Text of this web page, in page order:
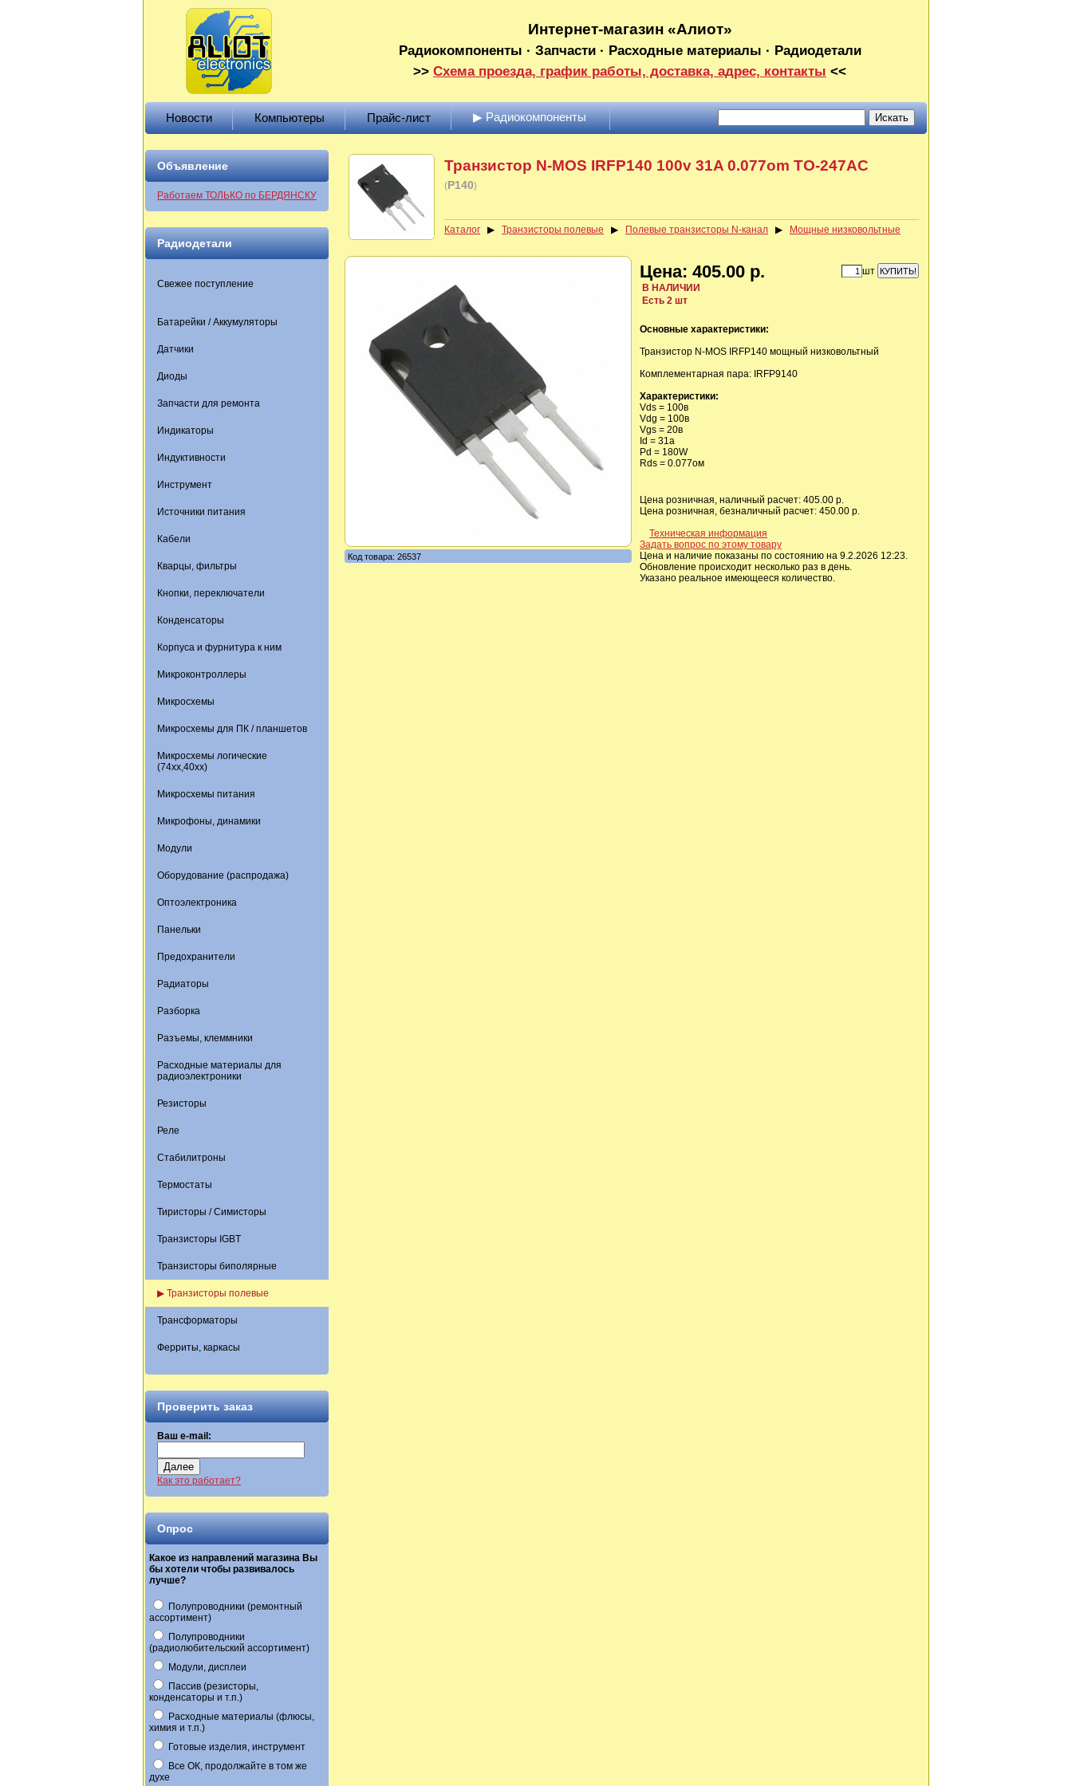
Интернет-магазин «Алиот»
Радиокомпоненты · Запчасти · Расходные материалы · Радиодетали
>> Схема проезда, график работы, доставка, адрес, контакты <<
Новости Компьютеры Прайс-лист ▶ Радиокомпоненты
Объявление
Работаем ТОЛЬКО по БЕРДЯНСКУ
Радиодетали
Свежее поступление
Батарейки / Аккумуляторы
Датчики
Диоды
Запчасти для ремонта
Индикаторы
Индуктивности
Инструмент
Источники питания
Кабели
Кварцы, фильтры
Кнопки, переключатели
Конденсаторы
Корпуса и фурнитура к ним
Микроконтроллеры
Микросхемы
Микросхемы для ПК / планшетов
Микросхемы логические
(74xx,40xx)
Микросхемы питания
Микрофоны, динамики
Модули
Оборудование (распродажа)
Оптоэлектроника
Панельки
Предохранители
Радиаторы
Разборка
Разъемы, клеммники
Расходные материалы для
радиоэлектроники
Резисторы
Реле
Стабилитроны
Термостаты
Тиристоры / Симисторы
Транзисторы IGBT
Транзисторы биполярные
▶ Транзисторы полевые
Трансформаторы
Ферриты, каркасы
Проверить заказ
Ваш e-mail:
Далее
Как это работает?
Опрос
Какое из направлений магазина Вы
бы хотели чтобы развивалось
лучше?
Полупроводники (ремонтный
ассортимент)
Полупроводники
(радиолюбительский ассортимент)
Модули, дисплеи
Пассив (резисторы,
конденсаторы и т.п.)
Расходные материалы (флюсы,
химия и т.п.)
Готовые изделия, инструмент
Все ОК, продолжайте в том же
духе
Транзистор N-MOS IRFP140 100v 31A 0.077om TO-247AC
(P140)
Каталог ▶ Транзисторы полевые ▶ Полевые транзисторы N-канал ▶ Мощные низковольтные
Код товара: 26537
Цена: 405.00 р.
В НАЛИЧИИ
Есть 2 шт
шт
Основные характеристики:
Транзистор N-MOS IRFP140 мощный низковольтный
Комплементарная пара: IRFP9140
Характеристики:
Vds = 100в
Vdg = 100в
Vgs = 20в
Id = 31a
Pd = 180W
Rds = 0.077ом
Цена розничная, наличный расчет: 405.00 р.
Цена розничная, безналичный расчет: 450.00 р.
Техническая информация
Задать вопрос по этому товару
Цена и наличие показаны по состоянию на 9.2.2026 12:23.
Обновление происходит несколько раз в день.
Указано реальное имеющееся количество.